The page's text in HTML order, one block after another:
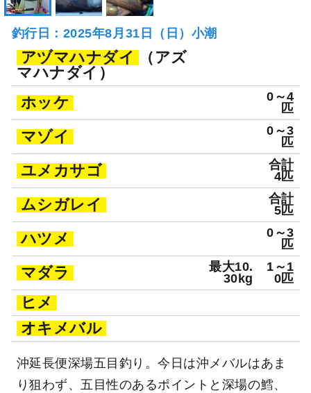
釣行日：2025年8月31日（日）小潮
アヅマハナダイ
（アズ
マハナダイ）
ホッケ
0～4
匹
マゾイ
0～3
匹
ユメカサゴ
合計
4匹
ムシガレイ
合計
5匹
ハツメ
0～3
匹
マダラ
最大10.
30kg
1～1
0匹
ヒメ
オキメバル
沖延長便深場五目釣り。今日は沖メバルはあま
り狙わず、五目性のあるポイントと深場の鱈、